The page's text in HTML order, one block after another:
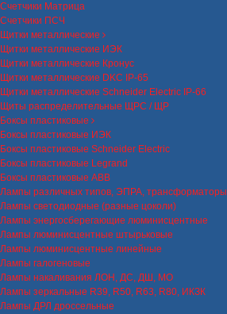
Счетчики Матрица
Счетчики ПСЧ
Щитки металлические
Щитки металлические ИЭК
Щитки металлические Кронус
Щитки металлические DKC IP-65
Щитки металлические Schneider Electric IP-66
Щиты распределительные ЩРС / ЩР
Боксы пластиковые
Боксы пластиковые ИЭК
Боксы пластиковые Schneider Electric
Боксы пластиковые Legrand
Боксы пластиковые ABB
Лампы различных типов, ЭПРА, трансформаторы
Лампы светодиодные (разные цоколи)
Лампы энергосберегающие люминисцентные
Лампы люминисцентные штырьковые
Лампы люминисцентные линейные
Лампы галогеновые
Лампы накаливания ЛОН, ДС, ДШ, МО
Лампы зеркальные R39, R50, R63, R80, ИКЗК
Лампы ДРЛ дроссельные